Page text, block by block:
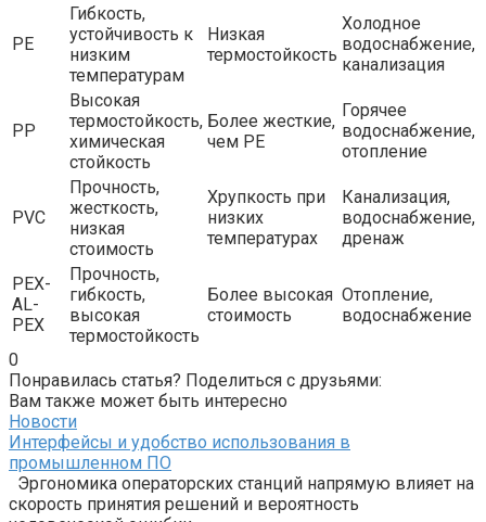
PE
Гибкость,
устойчивость к
низким
температурам
Низкая
термостойкость
Холодное
водоснабжение,
канализация
PP
Высокая
термостойкость,
химическая
стойкость
Более жесткие,
чем PE
Горячее
водоснабжение,
отопление
PVC
Прочность,
жесткость,
низкая
стоимость
Хрупкость при
низких
температурах
Канализация,
водоснабжение,
дренаж
PEX-
AL-
PEX
Прочность,
гибкость,
высокая
термостойкость
Более высокая
стоимость
Отопление,
водоснабжение
0
Понравилась статья? Поделиться с друзьями:
Вам также может быть интересно
Новости
Интерфейсы и удобство использования в
промышленном ПО
Эргономика операторских станций напрямую влияет на
скорость принятия решений и вероятность